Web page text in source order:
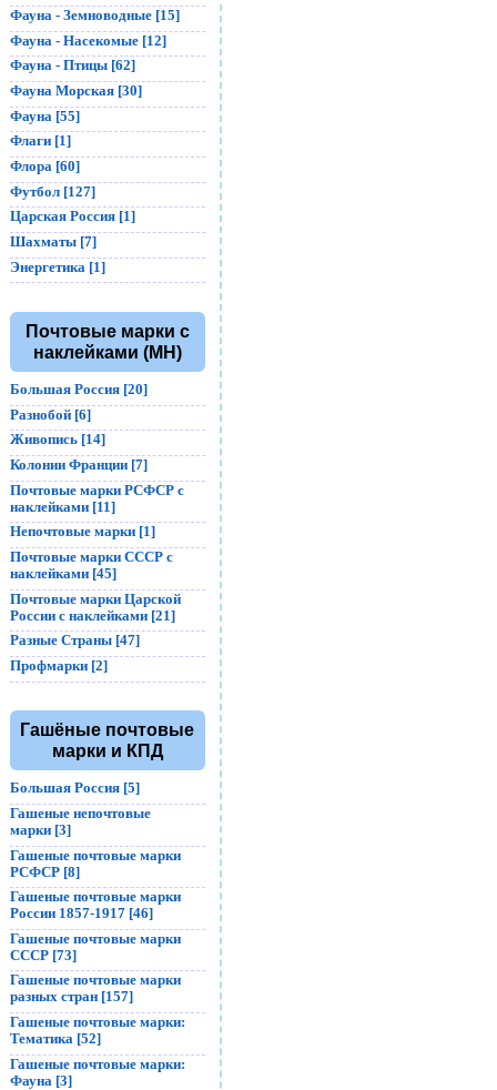
Фауна - Земноводные [15]
Фауна - Насекомые [12]
Фауна - Птицы [62]
Фауна Морская [30]
Фауна [55]
Флаги [1]
Флора [60]
Футбол [127]
Царская Россия [1]
Шахматы [7]
Энергетика [1]
Почтовые марки с
наклейками (MH)
Большая Россия [20]
Разнобой [6]
Живопись [14]
Колонии Франции [7]
Почтовые марки РСФСР с
наклейками [11]
Непочтовые марки [1]
Почтовые марки СССР с
наклейками [45]
Почтовые марки Царской
России с наклейками [21]
Разные Страны [47]
Профмарки [2]
Гашёные почтовые
марки и КПД
Большая Россия [5]
Гашеные непочтовые
марки [3]
Гашеные почтовые марки
РСФСР [8]
Гашеные почтовые марки
России 1857-1917 [46]
Гашеные почтовые марки
СССР [73]
Гашеные почтовые марки
разных стран [157]
Гашеные почтовые марки:
Тематика [52]
Гашеные почтовые марки:
Фауна [3]